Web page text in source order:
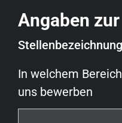
Angaben
In welchem
uns bewerben